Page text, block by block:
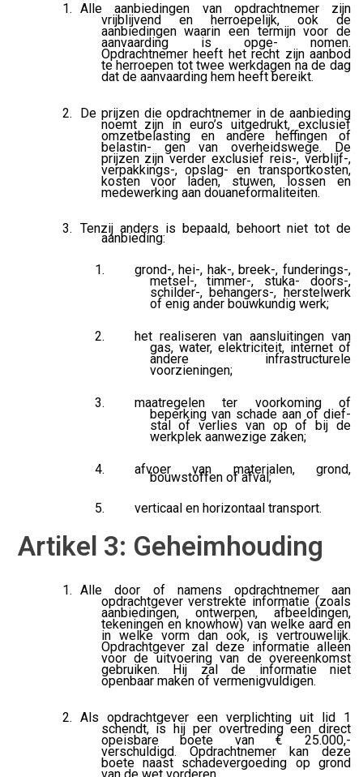
Alle aanbiedingen van opdrachtnemer zijn
vrijblijvend en herroepelijk, ook de
aanbiedingen waarin een termijn voor de
aanvaarding is opge- nomen.
Opdrachtnemer heeft het recht zijn aanbod
te herroepen tot twee werkdagen na de dag
dat de aanvaarding hem heeft bereikt.
De prijzen die opdrachtnemer in de aanbieding
noemt zijn in euro’s uitgedrukt, exclusief
omzetbelasting en andere heffingen of
belastin- gen van overheidswege. De
prijzen zijn verder exclusief reis-, verblijf-,
verpakkings-, opslag- en transportkosten,
kosten voor laden, stuwen, lossen en
medewerking aan douaneformaliteiten.
Tenzij anders is bepaald, behoort niet tot de
aanbieding:
grond-, hei-, hak-, breek-, funderings-,
metsel-, timmer-, stuka- doors-,
schilder-, behangers-, herstelwerk
of enig ander bouwkundig werk;
het realiseren van aansluitingen van
gas, water, elektriciteit, internet of
andere infrastructurele
voorzieningen;
maatregelen ter voorkoming of
beperking van schade aan of dief-
stal of verlies van op of bij de
werkplek aanwezige zaken;
afvoer van materialen, grond,
bouwstoffen of afval;
verticaal en horizontaal transport.
Artikel 3: Geheimhouding
Alle door of namens opdrachtnemer aan
opdrachtgever verstrekte informatie (zoals
aanbiedingen, ontwerpen, afbeeldingen,
tekeningen en knowhow) van welke aard en
in welke vorm dan ook, is vertrouwelijk.
Opdrachtgever zal deze informatie alleen
voor de uitvoering van de overeenkomst
gebruiken. Hij zal de informatie niet
openbaar maken of vermenigvuldigen.
Als opdrachtgever een verplichting uit lid 1
schendt, is hij per overtreding een direct
opeisbare boete van € 25.000,-
verschuldigd. Opdrachtnemer kan deze
boete naast schadevergoeding op grond